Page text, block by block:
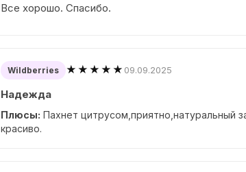
Все хорошо. Спасибо.
Wildberries ★★★★★ 09.09.2025
Надежда
Плюсы: Пахнет цитрусом,приятно,натуральный
красиво.